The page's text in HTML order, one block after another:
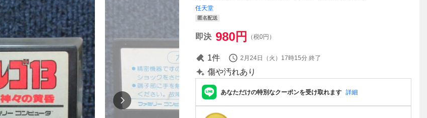
任天堂
匿名配送
即決 980円 （税0円）
1件 2月24日（火）17時15分 終了
傷や汚れあり
あなただけの特別なクーポンを受け取れます 詳細